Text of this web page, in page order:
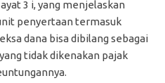
3 i, yang menjelaskan
penyertaan termasuk
dana bisa dibilang sebagai
tidak dikenakan pajak